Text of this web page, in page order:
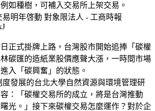
如種樹，可補入交易所上架交易。
明年啓動 對象限法人 - 工商時報
正式掛牌上路，台灣股市開始追捧「碳權
碳匯的造紙業股價應聲大漲，一時間市場
入「碳興奮」的狀態。
度發展的台北大學自然資源與環境管理研
：「碳權交易所的成立，將是台灣推動
光。」接下來碳權交易怎麼運作？對於企